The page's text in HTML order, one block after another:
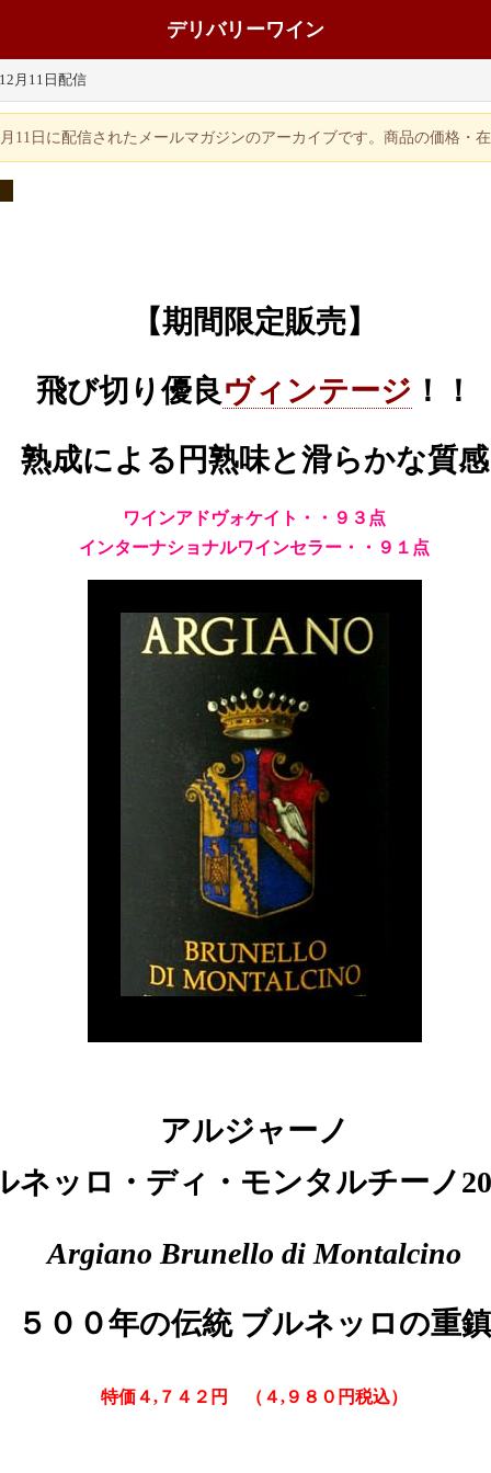
デリバリーワイン
月11日配信
11日に配信されたメールマガジンのアーカイブです。商品の価格・
【期間限定販売】
飛び切り優良ヴィンテージ ！！
熟成による円熟味と滑らかな質感
ワインアドヴォケイト・・９３点
インターナショナルワインセラー・・９１点
アルジャーノ
ネッロ・ディ・モンタルチーノ
Argiano Brunello di Montalcino
５００年の伝統 ブルネッロの重鎮
特価４,７４２円 （４,９８０円税込）